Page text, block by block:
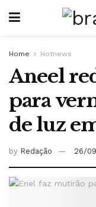
Home Hotnews
Aneel
para
de luz
by Redação 26/